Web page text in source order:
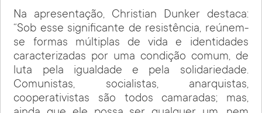
Na apresentação, Christian Dunker destaca:
“Sob esse significante de resistência, reúnem-
se formas múltiplas de vida e identidades
caracterizadas por uma condição comum, de
luta pela igualdade e pela solidariedade.
Comunistas, socialistas, anarquistas,
cooperativistas são todos camaradas; mas,